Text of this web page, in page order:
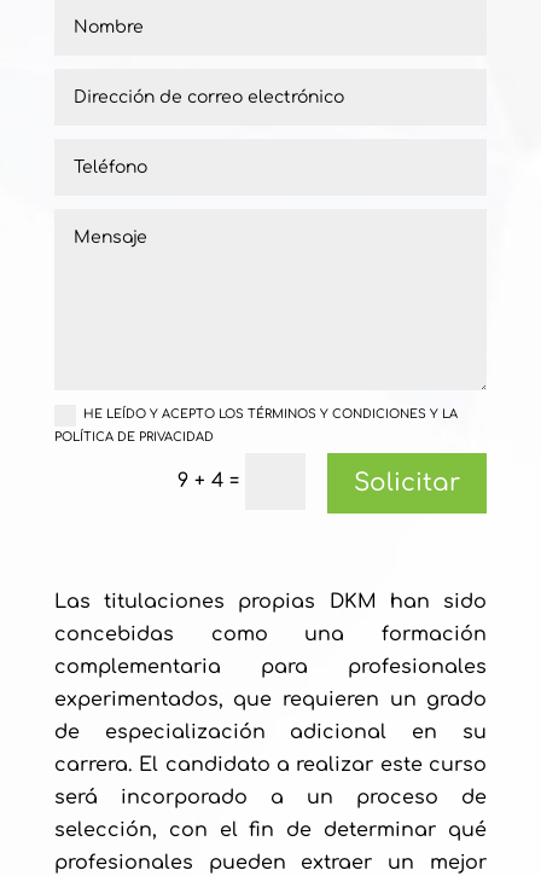
HE LEÍDO Y ACEPTO LOS TÉRMINOS Y CONDICIONES Y LA
POLÍTICA DE PRIVACIDAD
9 + 4 = Solicitar
Las titulaciones propias DKM han sido
concebidas como una formación
complementaria para profesionales
experimentados, que requieren un grado
de especialización adicional en su
carrera. El candidato a realizar este curso
será incorporado a un proceso de
selección, con el fin de determinar qué
profesionales pueden extraer un mejor